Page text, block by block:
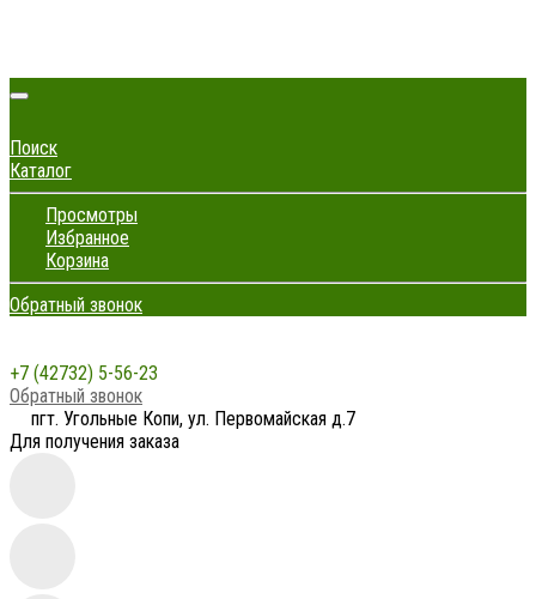
Поиск
Каталог
Просмотры
Избранное
Корзина
Обратный звонок
+7 (42732) 5-56-23
Обратный звонок
пгт. Угольные Копи, ул. Первомайская д.7
Для получения заказа